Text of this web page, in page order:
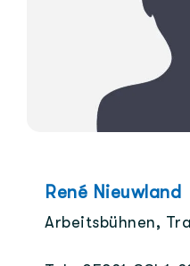
René Nieuwland
Arbeitsbühnen,